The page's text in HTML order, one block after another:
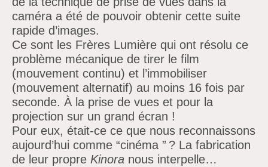
caméra a été de pouvoir obtenir cette suite
rapide d’images.
Ce sont les Frères Lumière qui ont résolu ce
problème mécanique de tirer le film
(mouvement continu) et l’immobiliser
(mouvement alternatif) au moins 16 fois par
seconde. À la prise de vues et pour la
projection sur un grand écran !
Pour eux, était-ce ce que nous reconnaissons
aujourd’hui comme “cinéma ” ? La fabrication
de leur propre Kinora nous interpelle…